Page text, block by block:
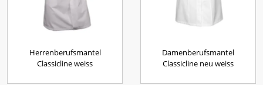
Herrenberufsmantel
Classicline weiss
Damenberufsmantel
Classicline neu weiss